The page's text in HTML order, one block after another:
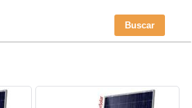
Buscar
DYR-SFV-APP2.20K -CANADIAN
SOLAR